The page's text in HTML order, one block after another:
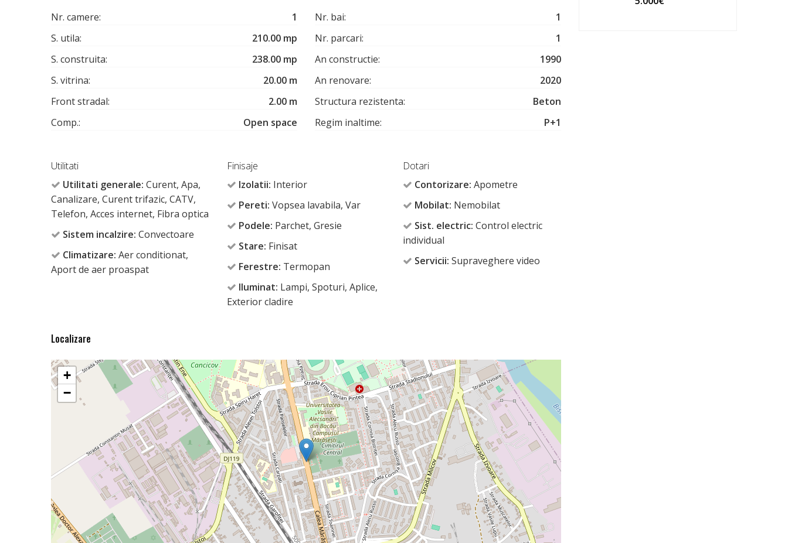
Nr. camere:
1
S. utila:
210.00 mp
S. construita:
238.00 mp
S. vitrina:
20.00 m
Front stradal:
2.00 m
Comp.:
Open space
Nr. bai:
1
Nr. parcari:
1
An constructie:
1990
An renovare:
2020
Structura rezistenta:
Beton
Regim inaltime:
P+1
Utilitati
Utilitati generale: Curent, Apa,
Canalizare, Curent trifazic, CATV,
Telefon, Acces internet, Fibra optica
Sistem incalzire: Convectoare
Climatizare: Aer conditionat,
Aport de aer proaspat
Finisaje
Izolatii: Interior
Pereti: Vopsea lavabila, Var
Podele: Parchet, Gresie
Stare: Finisat
Ferestre: Termopan
Iluminat: Lampi, Spoturi, Aplice,
Exterior cladire
Dotari
Contorizare: Apometre
Mobilat: Nemobilat
Sist. electric: Control electric
individual
Servicii: Supraveghere video
Localizare
+
−